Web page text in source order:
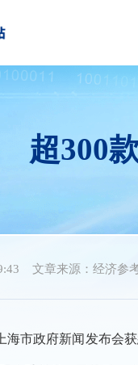
超300
文章来源：经济参
海市政府新闻发布会